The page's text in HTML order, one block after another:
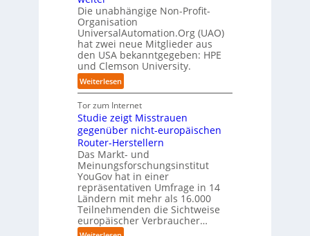
D
e
u
t
s
c
h
l
a
n
d
p
r
a
x
i
s
n
a
e
A
u
t
o
m
a
t
i
s
i
k
t
a
u
f
d
i
e
Z
u
k
u
n
f
t
d
e
r
I
n
i
d
S
y
s
t
e
m
T
e
a
t
r
i
t
t
I
n
d
Die unabhängige Non-Profit-
Organisation
UniversalAutomation.Org (UAO)
hat zwei neue Mitglieder aus
den USA bekanntgegeben: HPE
und Clemson University.
Weiterlesen:
U
n
i
v
e
r
s
a
l
A
u
t
o
Tor zum Internet
Studie zeigt Misstrauen
gegenüber nicht-europäischen
Router-Herstellern
Das Markt- und
Meinungsforschungsinstitut
YouGov hat in einer
repräsentativen Umfrage in 14
Ländern mit mehr als 16.000
Teilnehmenden die Sichtweise
europäischer Verbraucher…